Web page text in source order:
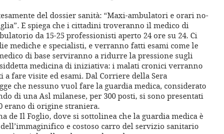
del dossier sanità: “Maxi-ambulatori e orari no-
E spiega che i cittadini troveranno il medico di
da 15-25 professionisti aperto 24 ore su 24. Ci
mediche e specialisti, e verranno fatti esami come le
di base serviranno a ridurre la pressione sugli
medicina di iniziativa: i malati cronici verranno
fare visite ed esami. Dal Corriere della Sera
che nessuno vuol fare la guardia medica, considerato
di una Asl milanese, per 300 posti, si sono presentati
erano di origine straniera.
de Il Foglio, dove si sottolinea che la guardia medica è
e costoso carro del servizio sanitario